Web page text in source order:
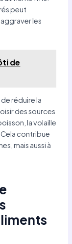
peut
les
de
réduire la
des sources
la volaille
contribue
mais aussi à